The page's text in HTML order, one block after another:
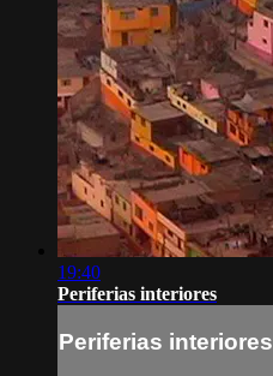
19:40
Periferias interiores
Periferias interiores